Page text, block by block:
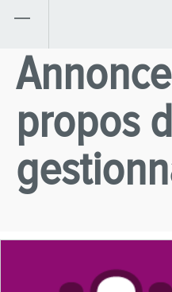
propos